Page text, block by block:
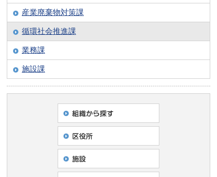
産業廃棄物対策課
循環社会推進課
業務課
施設課